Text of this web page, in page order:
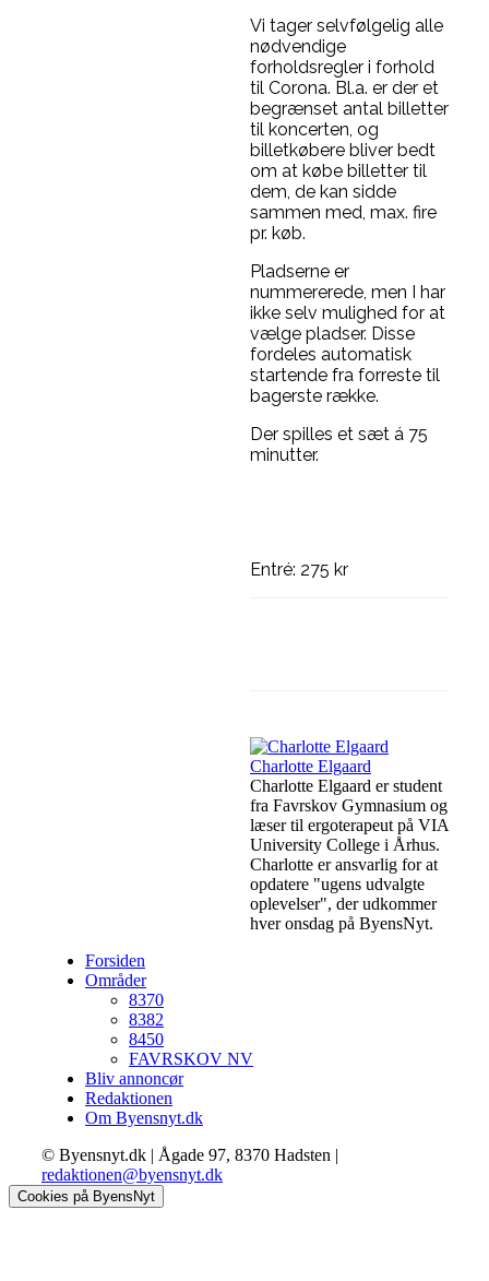
Vi tager selvfølgelig alle
nødvendige
forholdsregler i forhold
til Corona. Bl.a. er der et
begrænset antal billetter
til koncerten, og
billetkøbere bliver bedt
om at købe billetter til
dem, de kan sidde
sammen med, max. fire
pr. køb.
Pladserne er
nummererede, men I har
ikke selv mulighed for at
vælge pladser. Disse
fordeles automatisk
startende fra forreste til
bagerste række.
Der spilles et sæt á 75
minutter.
Entré: 275 kr
Charlotte Elgaard
Charlotte Elgaard er student
fra Favrskov Gymnasium og
læser til ergoterapeut på VIA
University College i Århus.
Charlotte er ansvarlig for at
opdatere "ugens udvalgte
oplevelser", der udkommer
hver onsdag på ByensNyt.
Forsiden
Områder
8370
8382
8450
FAVRSKOV NV
Bliv annoncør
Redaktionen
Om Byensnyt.dk
© Byensnyt.dk | Ågade 97, 8370 Hadsten |
redaktionen@byensnyt.dk
Cookies på ByensNyt